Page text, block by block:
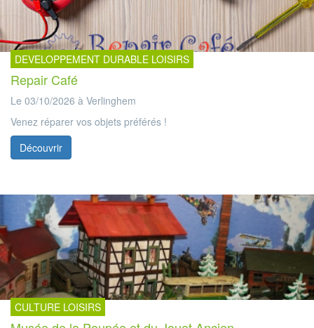
DEVELOPPEMENT DURABLE LOISIRS
Repair Café
Le 03/10/2026 à Verlinghem
Venez réparer vos objets préférés !
Découvrir
CULTURE LOISIRS